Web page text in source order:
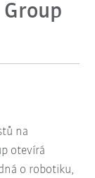
Group
na
otevírá
o robotiku,